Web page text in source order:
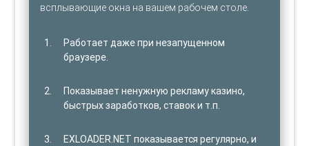
всплывающие окна на вашем рабочем столе.
Работает даже при незапущенном
браузере.
Показывает ненужную рекламу казино,
быстрых заработков, ставок и т.п.
EXLOADER.NET показывается регулярно, и